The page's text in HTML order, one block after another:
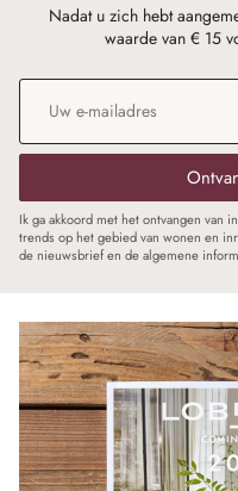
Nadat u zich hebt
waarde van € 15
E-mailadres
Ik ga akkoord met het ontvangen van
trends op het gebied van wonen en
de nieuwsbrief en de algemene